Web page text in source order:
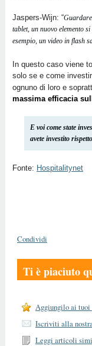
Jaspers-Wijn: “
tablet, un nuovo elemento
esempio, un video in flash
In questo caso viene
solo se e come
ognuno di loro e
massima efficacia
E voi come state
avete investito
Fonte: Hospitalitynet
Condividi
Ti è piaciuto
Aggiungilo ai
Iscriviti alla
Leggi articoli